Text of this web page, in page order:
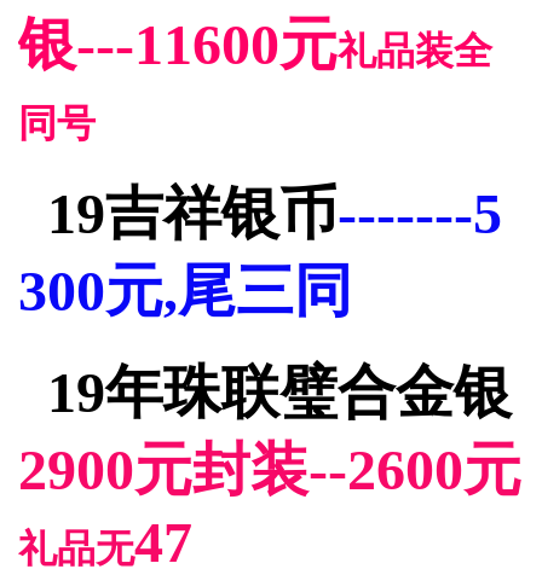
银---11600元礼品装全
同号
19吉祥银币-------5
300元,尾三同
19年珠联璧合金银
2900元封装--2600元
礼品无47